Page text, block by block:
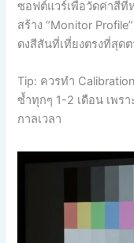
ซอฟต์แวร์เพื่อวัดค่าสีที่
สร้าง “Monitor
ดงสีสันที่เที่ยงตรงที่สุด
Tip: ควรทำ
ซ้ำทุกๆ 1-2 เดือน เพร
กาลเวลา